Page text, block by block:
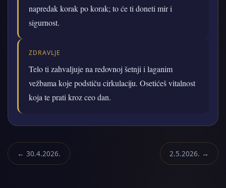
napredak korak po korak; to će ti doneti mir i
sigurnost.
ZDRAVLJE
Telo ti zahvaljuje na redovnoj šetnji i laganim
vežbama koje podstiču cirkulaciju. Osetićeš vitalnost
koja te prati kroz ceo dan.
← 30.4.2026. 2.5.2026. →